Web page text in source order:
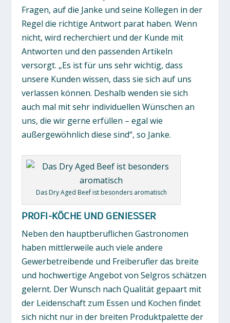
Fragen, auf die Janke und seine Kollegen in der
Regel die richtige Antwort parat haben. Wenn
nicht, wird recherchiert und der Kunde mit
Antworten und den passenden Artikeln
versorgt. „Es ist für uns sehr wichtig, dass
unsere Kunden wissen, dass sie sich auf uns
verlassen können. Deshalb wenden sie sich
auch mal mit sehr individuellen Wünschen an
uns, die wir gerne erfüllen – egal wie
außergewöhnlich diese sind“, so Janke.
Das Dry Aged Beef ist besonders aromatisch
PROFI-KÖCHE UND GENIESSER
Neben den hauptberuflichen Gastronomen
haben mittlerweile auch viele andere
Gewerbetreibende und Freiberufler das breite
und hochwertige Angebot von Selgros schätzen
gelernt. Der Wunsch nach Qualität gepaart mit
der Leidenschaft zum Essen und Kochen findet
sich nicht nur in der breiten Produktpalette der